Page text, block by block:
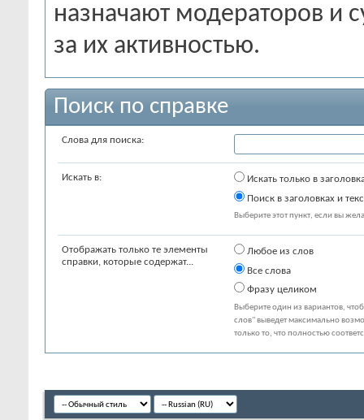
назначают модераторов и
за их активностью.
Поиск по справке
Слова для поиска:
Искать в:
Искать только в
Поиск в заголовках и
Выберите этот пункт, если вы
Отображать только те элементы
справки, которые содержат...
Любое из слов
Все слова
Фразу целиком
Выберите один из вариантов,
слов" выведет максимально
только то, что полностью